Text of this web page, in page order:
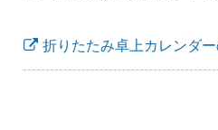
折りたたみ卓上カレンダ